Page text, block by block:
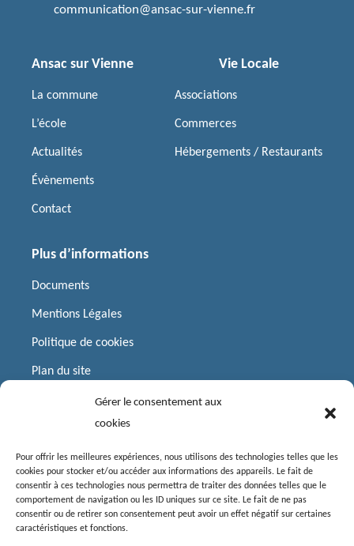
Gérer le consentement aux
cookies
Pour offrir les meilleures expériences, nous utilisons des technologies telles que les
cookies pour stocker et/ou accéder aux informations des appareils. Le fait de
consentir à ces technologies nous permettra de traiter des données telles que le
comportement de navigation ou les ID uniques sur ce site. Le fait de ne pas
consentir ou de retirer son consentement peut avoir un effet négatif sur certaines
caractéristiques et fonctions.
communication@ansac-sur-vienne.fr
Ansac sur Vienne
La commune
L’école
Actualités
Évènements
Contact
Vie Locale
Associations
Commerces
Hébergements / Restaurants
Plus d’informations
Documents
Mentions Légales
Politique de cookies
Plan du site
Département de la Charente
Région Nouvelle-Aquitaine
Communauté de Communes de Charente Limousine